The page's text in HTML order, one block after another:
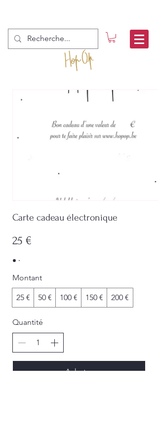
Carte cadeau électronique
25 €
Montant
25 € 50 € 100 € 150 € 200 €
Quantité
Acheter